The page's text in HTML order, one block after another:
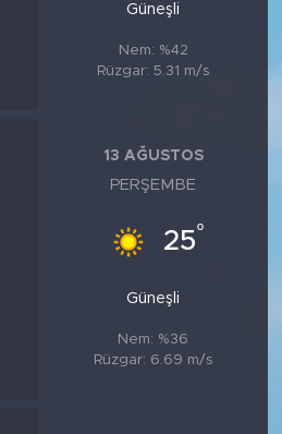
Güneşli
Nem: %42
Rüzgar: 5.31 m/s
13 AĞUSTOS
PERŞEMBE
25°
Güneşli
Nem: %36
Rüzgar: 6.69 m/s